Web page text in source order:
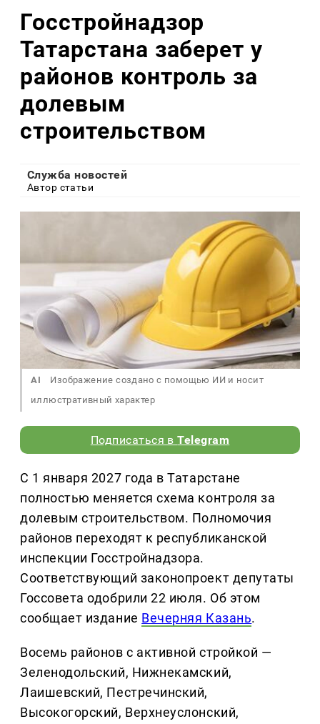
Госстройнадзор
Татарстана заберет у
районов контроль за
долевым
строительством
Служба новостей
Автор статьи
AI
Изображение создано с помощью ИИ и носит
иллюстративный характер
Подписаться вTelegram
С 1 января 2027 года в Татарстане
полностью меняется схема контроля за
долевым строительством. Полномочия
районов переходят к республиканской
инспекции Госстройнадзора.
Соответствующий законопроект депутаты
Госсовета одобрили 22 июля. Об этом
сообщает издание Вечерняя Казань.
Восемь районов с активной стройкой —
Зеленодольский, Нижнекамский,
Лаишевский, Пестречинский,
Высокогорский, Верхнеуслонский,